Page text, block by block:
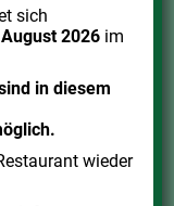
sich
2026 im
in diesem
wieder